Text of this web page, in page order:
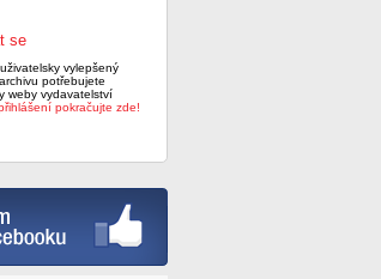
se
vylepšený
potřebujete
weby vydavatelství
pokračujte zde!